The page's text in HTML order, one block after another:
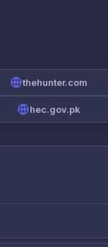
thehunter.com
hec.gov.pk